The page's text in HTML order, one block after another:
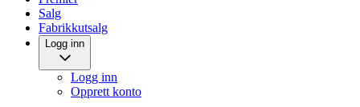
Salg
Fabrikkutsalg
Logg inn
Logg inn
Opprett konto